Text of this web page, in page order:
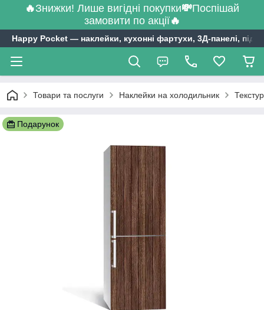
🔥Знижки! Лише вигідні покупки💸Поспішай
замовити по акції🔥
Happy Pocket ― наклейки, кухонні фартухи, 3Д-панелі,
Товари та послуги Наклейки на холодильник
Подарунок